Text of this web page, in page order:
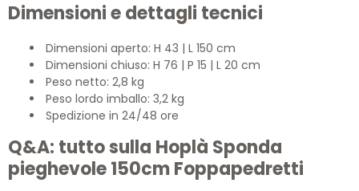
Dimensioni e dettagli tecnici
Dimensioni aperto: H 43 | L 150 cm
Dimensioni chiuso: H 76 | P 15 | L 20 cm
Peso netto: 2,8 kg
Peso lordo imballo: 3,2 kg
Spedizione in 24/48 ore
Q&A: tutto sulla Hoplà Sponda
pieghevole 150cm Foppapedretti